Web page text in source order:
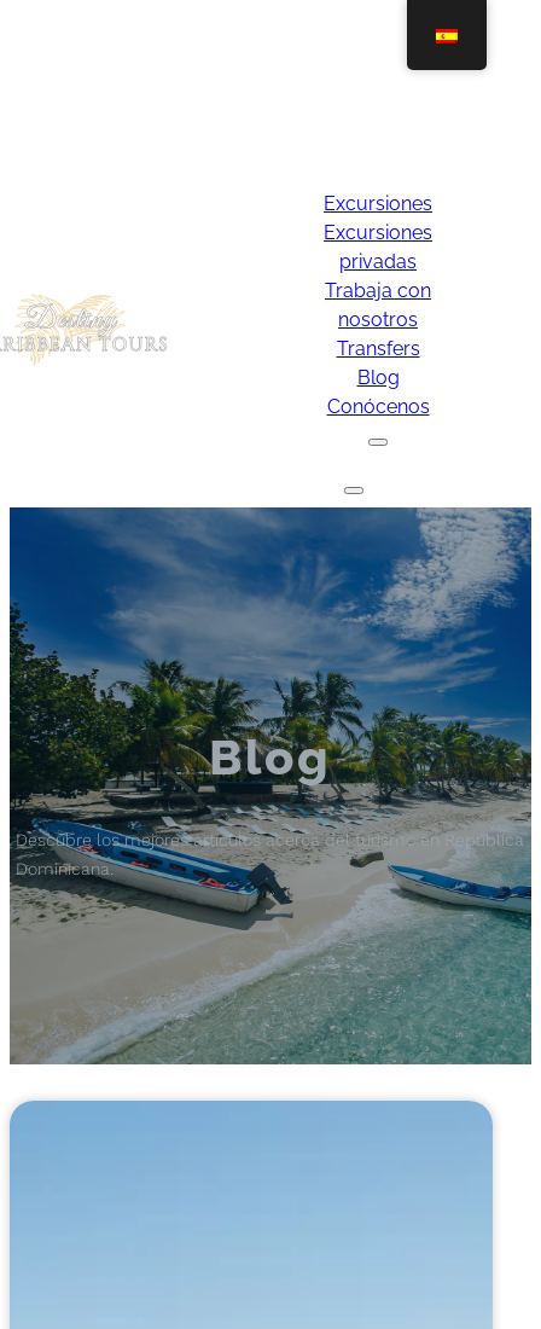
Excursiones
Excursiones
privadas
Trabaja con
nosotros
Transfers
Blog
Conócenos
Blog
Descubre los mejores artículos acerca del turismo en República
Dominicana.